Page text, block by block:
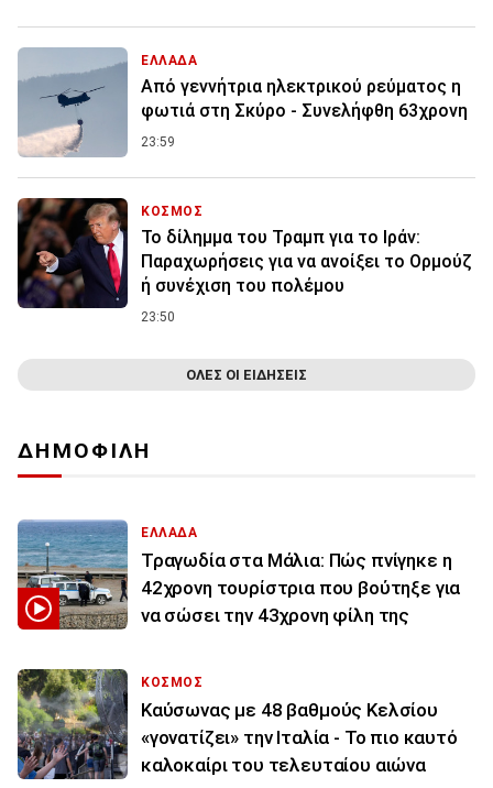
ΕΛΛΑΔΑ
Από γεννήτρια ηλεκτρικού ρεύματος η
φωτιά στη Σκύρο - Συνελήφθη 63χρονη
23:59
ΚΟΣΜΟΣ
Το δίλημμα του Τραμπ για το Ιράν:
Παραχωρήσεις για να ανοίξει το Ορμούζ
ή συνέχιση του πολέμου
23:50
ΟΛΕΣ ΟΙ ΕΙΔΗΣΕΙΣ
ΔΗΜΟΦΙΛΗ
ΕΛΛΑΔΑ
Τραγωδία στα Μάλια: Πώς πνίγηκε η
42χρονη τουρίστρια που βούτηξε για
να σώσει την 43χρονη φίλη της
ΚΟΣΜΟΣ
Καύσωνας με 48 βαθμούς Κελσίου
«γονατίζει» την Ιταλία - Το πιο καυτό
καλοκαίρι του τελευταίου αιώνα